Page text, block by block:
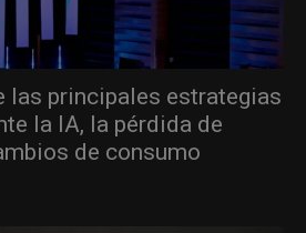
las principales estrategias
la IA, la pérdida de
de consumo